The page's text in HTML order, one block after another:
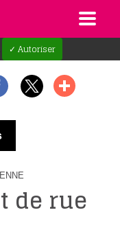
✓ Autoriser
de rue